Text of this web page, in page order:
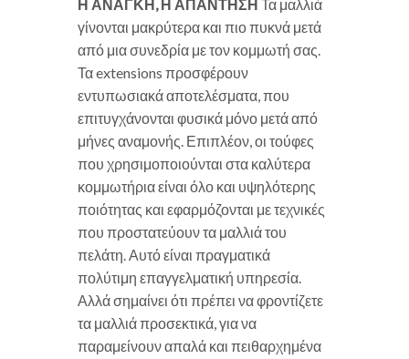
Η ΑΝΑΓΚΗ, Η ΑΠΑΝΤΗΣΗ Τα μαλλιά
γίνονται μακρύτερα και πιο πυκνά μετά
από μια συνεδρία με τον κομμωτή σας.
Τα extensions προσφέρουν
εντυπωσιακά αποτελέσματα, που
επιτυγχάνονται φυσικά μόνο μετά από
μήνες αναμονής. Επιπλέον, οι τούφες
που χρησιμοποιούνται στα καλύτερα
κομμωτήρια είναι όλο και υψηλότερης
ποιότητας και εφαρμόζονται με τεχνικές
που προστατεύουν τα μαλλιά του
πελάτη. Αυτό είναι πραγματικά
πολύτιμη επαγγελματική υπηρεσία.
Αλλά σημαίνει ότι πρέπει να φροντίζετε
τα μαλλιά προσεκτικά, για να
παραμείνουν απαλά και πειθαρχημένα